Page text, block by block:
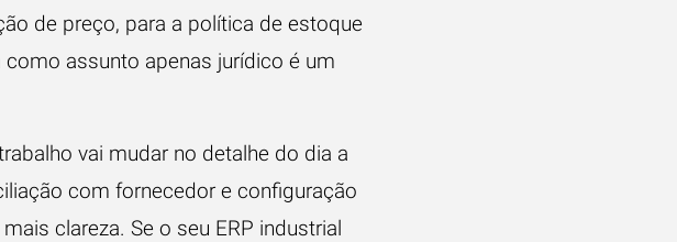
de preço, para a política de estoque
assunto apenas jurídico é um
vai mudar no detalhe do dia a
com fornecedor e configuração
clareza. Se o seu ERP industrial